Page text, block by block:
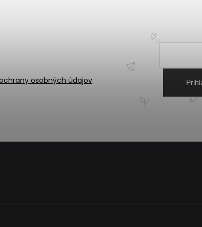
osobných údajov.